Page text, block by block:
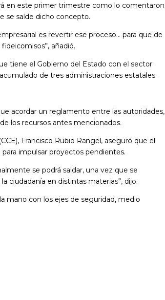
en este primer trimestre como lo comentaron
se salde dicho concepto.
es revertir ese proceso… para que de
añadió.
tiene el Gobierno del Estado con el sector
de tres administraciones estatales.
acordar un reglamento entre las autoridades,
los recursos antes mencionados.
Francisco Rubio Rangel, aseguró que el
impulsar proyectos pendientes.
se podrá saldar, una vez que se
ciudadanía en distintas materias”, dijo.
mano con los ejes de seguridad, medio